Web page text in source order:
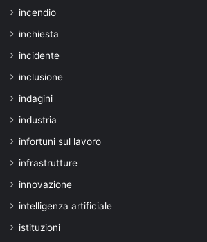
incendio
inchiesta
incidente
inclusione
indagini
industria
infortuni sul lavoro
infrastrutture
innovazione
intelligenza artificiale
istituzioni